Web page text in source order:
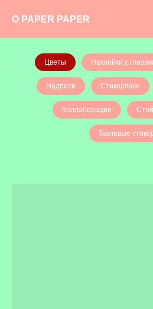
O PAPER PAPER
Цветы Наклейки с
Надписи Стикерпаки
Коллаборации
Тканевые